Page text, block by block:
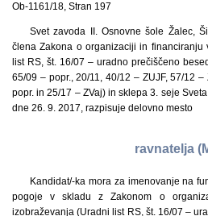
Ob-1161/18, Stran 197
Svet zavoda II. Osnovne šole Žalec,
člena Zakona o organizaciji in financiranju
list RS, št. 16/07 – uradno prečiščeno
65/09 – popr., 20/11, 40/12 – ZUJF, 57/12
popr. in 25/17 – ZVaj) in sklepa 3. seje
dne 26. 9. 2017, razpisuje delovno mesto
ravnatelja
Kandidat/-ka mora za imenovanje na
pogoje v skladu z Zakonom o
izobraževanja (Uradni list RS, št. 16/07 –